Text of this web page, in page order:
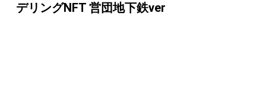
デリングNFT 営団地下鉄ver